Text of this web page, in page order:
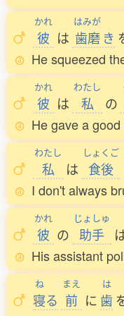
かれ
彼 は
はみが
歯磨 き
He squeezed
かれ
彼 は
わたし
私 の
He gave a
わたし
私 は
しょくご
食後
I don't always
かれ
彼 の
じょしゅ
助手
His assistant
ね
寝る
まえ
前 に
は
歯